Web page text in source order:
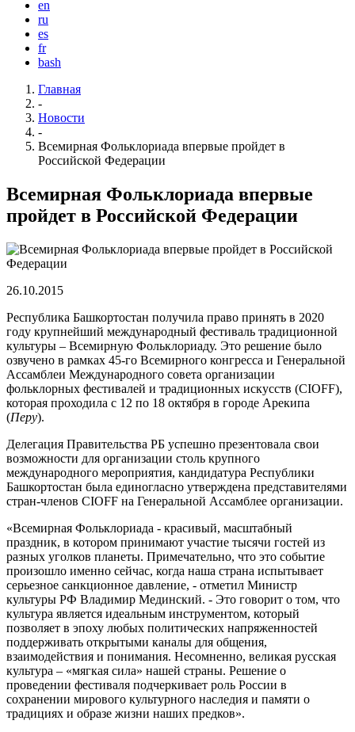
en
ru
es
fr
bash
Главная
-
Новости
-
Всемирная Фольклориада впервые пройдет в
Российской Федерации
Всемирная Фольклориада впервые
пройдет в Российской Федерации
26.10.2015
Республика Башкортостан получила право принять в 2020
году крупнейший международный фестиваль традиционной
культуры – Всемирную Фольклориаду. Это решение было
озвучено в рамках 45-го Всемирного конгресса и Генеральной
Ассамблеи Международного совета организации
фольклорных фестивалей и традиционных искусств (CIOFF),
которая проходила с 12 по 18 октября в городе Арекипа
(Перу).
Делегация Правительства РБ успешно презентовала свои
возможности для организации столь крупного
международного мероприятия, кандидатура Республики
Башкортостан была единогласно утверждена представителями
стран-членов CIOFF на Генеральной Ассамблее организации.
«Всемирная Фольклориада - красивый, масштабный
праздник, в котором принимают участие тысячи гостей из
разных уголков планеты. Примечательно, что это событие
произошло именно сейчас, когда наша страна испытывает
серьезное санкционное давление, - отметил Министр
культуры РФ Владимир Мединский. - Это говорит о том, что
культура является идеальным инструментом, который
позволяет в эпоху любых политических напряженностей
поддерживать открытыми каналы для общения,
взаимодействия и понимания. Несомненно, великая русская
культура – «мягкая сила» нашей страны. Решение о
проведении фестиваля подчеркивает роль России в
сохранении мирового культурного наследия и памяти о
традициях и образе жизни наших предков».